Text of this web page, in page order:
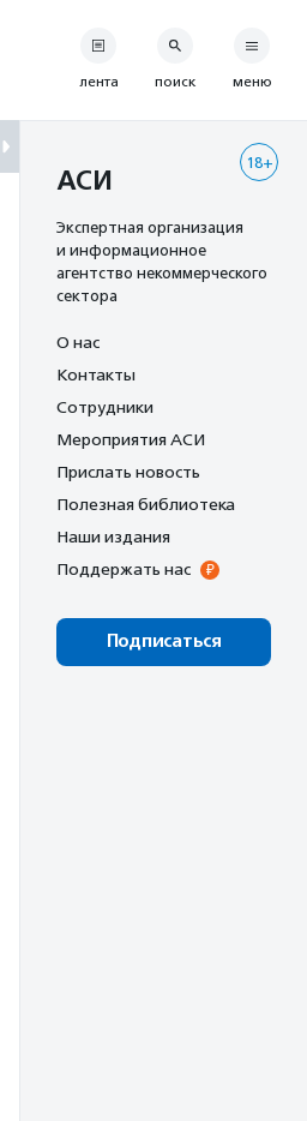
лента поиск меню
18+
АСИ
Экспертная организация
и информационное
агентство некоммерческого
сектора
О нас
Контакты
Сотрудники
Мероприятия АСИ
Прислать новость
Полезная библиотека
Наши издания
Поддержать нас
Подписаться